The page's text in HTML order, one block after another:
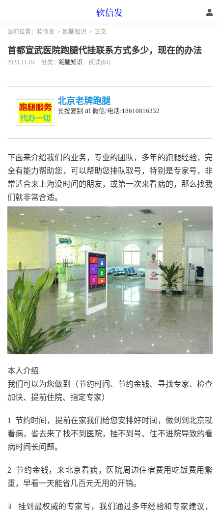
当前位置： 软信发 > 跑腿知识 > 正文
首都宣武医院跑腿代挂联系方式多少，现在的办法
2023-11-04 分类： 跑腿知识 阅读(84)
北京老牌跑腿
长按复制 at 微信/电话:18610816332
下面来介绍我们的业务，专业的团队，多年的跑腿经验，完
全有能力帮助您，可以帮助您排队取号，特别是专家号，非
常适合来上海没时间的朋友，或第一次来看病的，那么找我
们就非常合适。
本人介绍
我们可以为您做到（节约时间、节约金钱、寻找专家、检查
加快、提前住院、指定专家）
1 节约时间，提前在家我们给您安排好时间，做到到北京就
看病，省去来了找不到医院，挂不到号、住不进院导致的看
病时间长问题。
2 节约金钱，来北京看病，医院周边住宿费用吃饭费用繁
重，早看一天能省几百元无用的开销。
3 挂到最权威的专家号，我们通过多年经验和专家建议，